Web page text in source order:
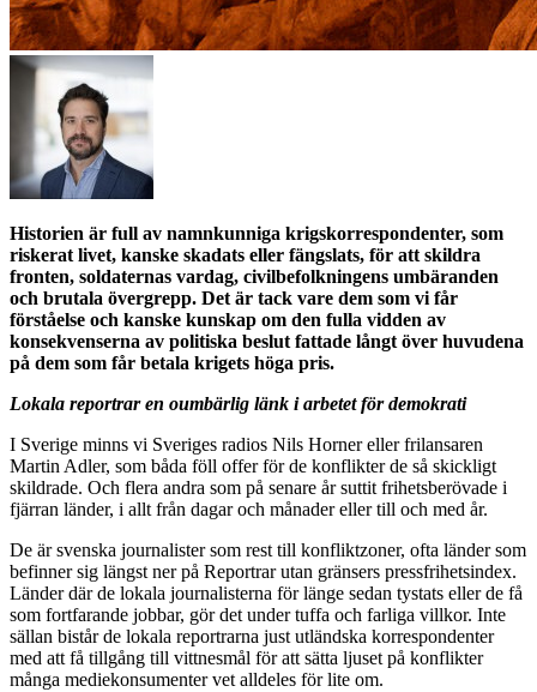
Historien är full av namnkunniga krigskorrespondenter, som
riskerat livet, kanske skadats eller fängslats, för att skildra
fronten, soldaternas vardag, civilbefolkningens umbäranden
och brutala övergrepp. Det är tack vare dem som vi får
förståelse och kanske kunskap om den fulla vidden av
konsekvenserna av politiska beslut fattade långt över huvudena
på dem som får betala krigets höga pris.
Lokala reportrar en oumbärlig länk i arbetet för demokrati
I Sverige minns vi Sveriges radios Nils Horner eller frilansaren
Martin Adler, som båda föll offer för de konflikter de så skickligt
skildrade. Och flera andra som på senare år suttit frihetsberövade i
fjärran länder, i allt från dagar och månader eller till och med år.
De är svenska journalister som rest till konfliktzoner, ofta länder som
befinner sig längst ner på Reportrar utan gränsers pressfrihetsindex.
Länder där de lokala journalisterna för länge sedan tystats eller de få
som fortfarande jobbar, gör det under tuffa och farliga villkor. Inte
sällan bistår de lokala reportrarna just utländska korrespondenter
med att få tillgång till vittnesmål för att sätta ljuset på konflikter
många mediekonsumenter vet alldeles för lite om.